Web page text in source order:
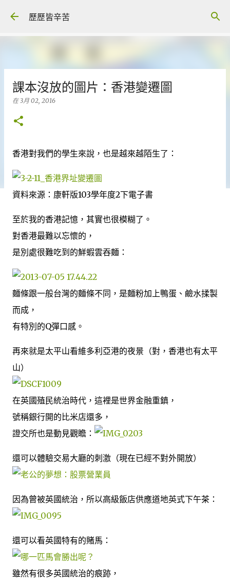
歷歷皆辛苦
課本沒放的圖片：香港變遷圖
在3月 02, 2016
香港對我們的學生來說，也是越來越陌生了：
資料來源：康軒版103學年度2下電子書
至於我的香港記憶，其實也很模糊了。
對香港最難以忘懷的，
是別處很難吃到的鮮蝦雲吞麵：
麵條跟一般台灣的麵條不同，是麵粉加上鴨蛋、鹼水揉製
而成，
有特別的Q彈口感。
再來就是太平山看維多利亞港的夜景（對，香港也有太平
山）
在英國殖民統治時代，這裡是世界金融重鎮，
號稱銀行開的比米店還多，
證交所也是動見觀瞻：
還可以體驗交易大廳的刺激（現在已經不對外開放）
因為曾被英國統治，所以高級飯店供應道地英式下午茶：
還可以看英國特有的賭馬：
雖然有很多英國統治的痕跡，